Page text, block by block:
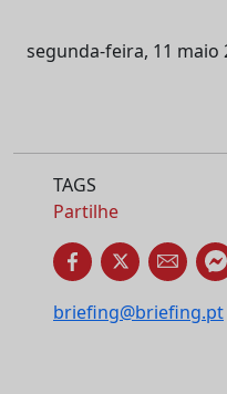
segunda-feira, 11 maio
TAGS
Partilhe
briefing@briefing.pt